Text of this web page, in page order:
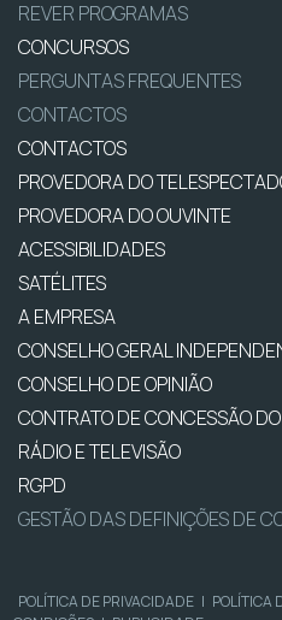
REVER PROGRAMAS
CONCURSOS
PERGUNTAS FREQUENTES
CONTACTOS
CONTACTOS
PROVEDORA DO
PROVEDORA DO OUVINTE
ACESSIBILIDADES
SATÉLITES
A EMPRESA
CONSELHO GERAL
CONSELHO DE OPINIÃO
CONTRATO DE CONCESSÃO
RÁDIO E TELEVISÃO
RGPD
GESTÃO DAS DEFINIÇÕES DE
POLÍTICA DE PRIVACIDADE | POLÍTICA